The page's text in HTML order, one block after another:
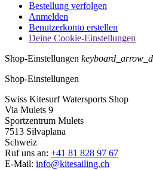
Bestellung verfolgen
Anmelden
Benutzerkonto erstellen
Deine Cookie-Einstellungen
Shop-Einstellungen
Shop-Einstellungen
Swiss Kitesurf Watersports Shop
Via Mulets 9
Sportzentrum Mulets
7513 Silvaplana
Schweiz
Ruf uns an: +41 81 828 97 67
E-Mail: info@kitesailing.ch